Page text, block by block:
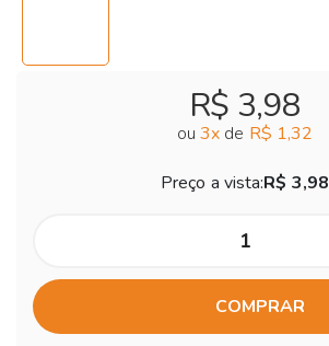
R$ 3,98
ou 3x de R$ 1,32
Preço a vista:R$ 3,98
COMPRAR